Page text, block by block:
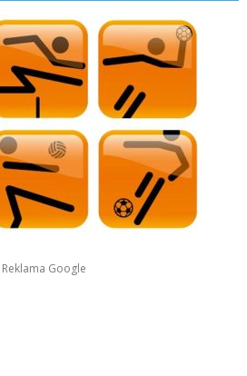
Reklama Google